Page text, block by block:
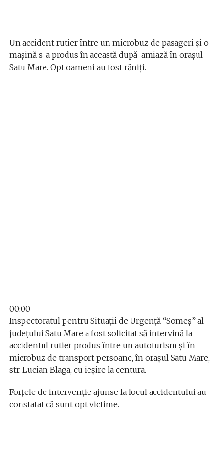
Un accident rutier între un microbuz de pasageri și o
mașină s-a produs în această după-amiază în orașul
Satu Mare. Opt oameni au fost răniţi.
00:00
Inspectoratul pentru Situații de Urgență “Someș” al
județului Satu Mare a fost solicitat să intervină la
accidentul rutier produs între un autoturism și în
microbuz de transport persoane, în orașul Satu Mare,
str. Lucian Blaga, cu ieșire la centura.
Forțele de intervenție ajunse la locul accidentului au
constatat că sunt opt victime.